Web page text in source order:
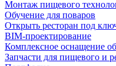
Монтаж пищевого
Обучение для поваров
Открыть ресторан под
BIM-проектирование
Комплексное оснащение
Запчасти для пищевого и